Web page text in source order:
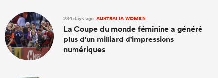
284 days ago AUSTRALIA WOMEN
La Coupe du monde féminine a généré
plus d'un milliard d'impressions
numériques